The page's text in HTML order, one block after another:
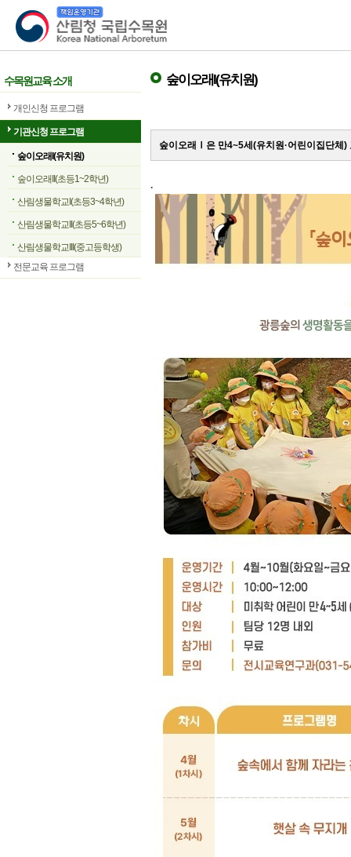
산림청 국립수목원
수목원교육 소개
개인신청 프로그램
기관신청 프로그램
숲이오래I(유치원)
숲이오래II(초등1~2학년)
산림생물학교I(초등3~4학년)
산림생물학교II(초등5~6학년)
산림생물학교III(중고등학생)
전문교육 프로그램
숲이오래I(유치원)
숲이오래Ⅰ은 만4~5세(유치원·어린이집단체)
.